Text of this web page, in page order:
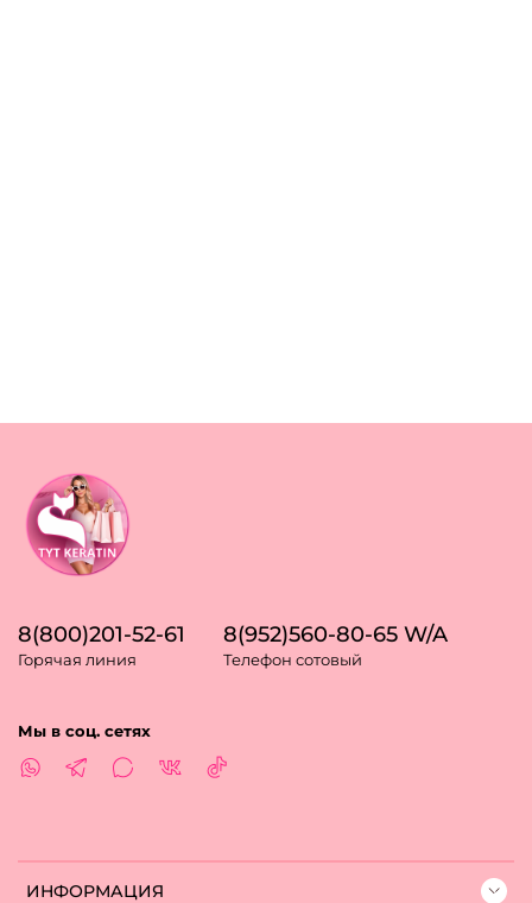
ИНФОРМАЦИЯ
8(800)201-52-61
Горячая линия
8(952)560-80-65 W/A
Телефон сотовый
Мы в соц. сетях